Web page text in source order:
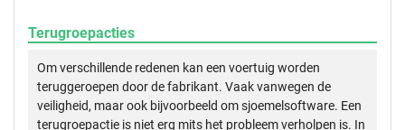
Terugroepacties
Om verschillende redenen kan een voertuig worden
teruggeroepen door de fabrikant. Vaak vanwegen de
veiligheid, maar ook bijvoorbeeld om sjoemelsoftware. Een
terugroepactie is niet erg mits het probleem verholpen is. In